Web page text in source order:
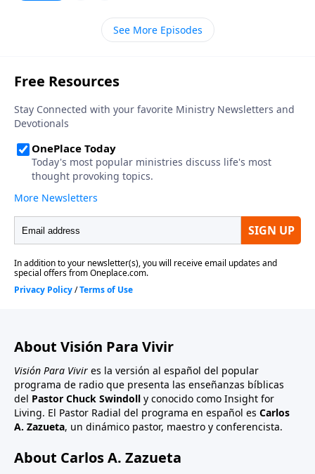
crítica y oposición en el ministerio.
See More Episodes
About Visión Para Vivir
Visión Para Vivir es la versión al español del popular
programa de radio que presenta las enseñanzas bíblicas
del Pastor Chuck Swindoll y conocido como Insight for
Living. El Pastor Radial del programa en español es Carlos
A. Zazueta, un dinámico pastor, maestro y conferencista.
About Carlos A. Zazueta